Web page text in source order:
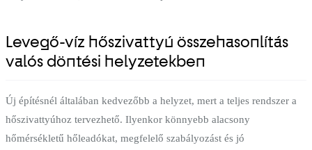
Levegő-víz hőszivattyú összehasonlítás
valós döntési helyzetekben
Új építésnél általában kedvezőbb a helyzet, mert a teljes rendszer a
hőszivattyúhoz tervezhető. Ilyenkor könnyebb alacsony
hőmérsékletű hőleadókat, megfelelő szabályozást és jó